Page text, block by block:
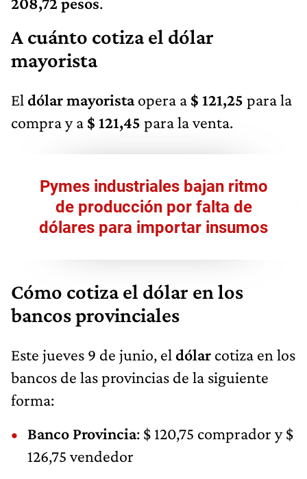
A cuánto cotiza el dólar
mayorista
El dólar mayoristaopera a $ 121,25 para la
compra y a $ 121,45​ para la venta.
Pymes industriales bajan ritmo
de producción por falta de
dólares para importar insumos
Cómo cotiza el dólar en los
bancos provinciales
Este jueves 9 de junio, el dólar cotiza en los
bancos de las provincias de la siguiente
forma:
Banco Provincia: $ 120,75 comprador y $
126,75 vendedor